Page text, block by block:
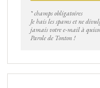
* champs obligatoires
Je hais les spams et ne
jamais votre e-mail à
Parole de Tonton !